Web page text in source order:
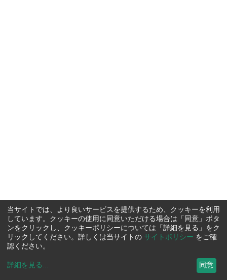
当サイトでは、より良いサービスを提供するため、クッキーを利用
しています。クッキーの使用に同意いただける場合は「同意」ボタ
ンをクリックし、クッキーポリシーについては「詳細を見る」をク
リックしてください。詳しくは当サイトの サイトポリシー をご確
認ください。
詳細を見る ... 同意